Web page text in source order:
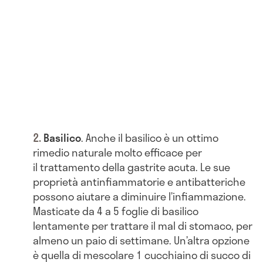
Basilico. Anche il basilico è un ottimo
rimedio naturale molto efficace per
il trattamento della gastrite acuta. Le sue
proprietà antinfiammatorie e antibatteriche
possono aiutare a diminuire l’infiammazione.
Masticate da 4 a 5 foglie di basilico
lentamente per trattare il mal di stomaco, per
almeno un paio di settimane. Un’altra opzione
è quella di mescolare 1 cucchiaino di succo di